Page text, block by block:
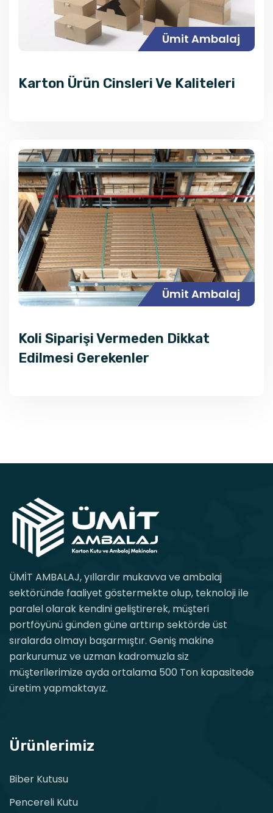
Ümit Ambalaj
Karton Ürün Cinsleri Ve Kaliteleri
Ümit Ambalaj
Koli Siparişi Vermeden Dikkat
Edilmesi Gerekenler
ÜMİT AMBALAJ, yıllardır mukavva ve ambalaj
sektöründe faaliyet göstermekte olup, teknoloji ile
paralel olarak kendini geliştirerek, müşteri
portföyünü günden güne arttırıp sektörde üst
sıralarda olmayı başarmıştır. Geniş makine
parkurumuz ve uzman kadromuzla siz
müşterilerimize ayda ortalama 500 Ton kapasitede
üretim yapmaktayız.
Ürünlerimiz
Biber Kutusu
Pencereli Kutu